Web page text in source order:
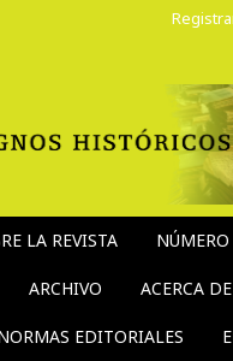
LA REVISTA
ARCHIVO ACERCA DE
EDITORIALES